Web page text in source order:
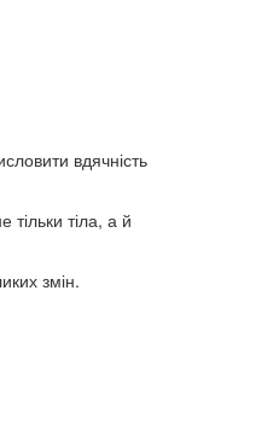
вдячність
тіла, а й
змін.